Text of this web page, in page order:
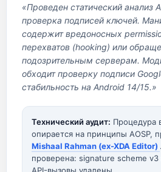
«Проведен статический анализ
проверка подписей ключей.
содержит вредоносных
перехватов (hooking) или
подозрительным серверам.
обходит проверку подписи
стабильность на Android 14/15.»
Технический аудит: Процедура
опирается на принципы AOSP,
Mishaal Rahman (ex-XDA Editor)
проверена: signature scheme